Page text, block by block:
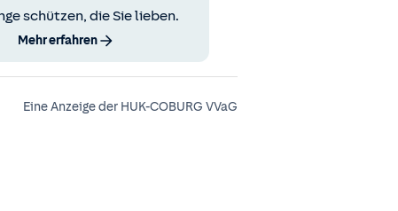
schützen, die Sie lieben.
Mehr erfahren
Eine Anzeige der HUK-COBURG VVaG